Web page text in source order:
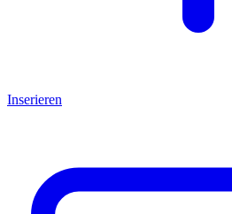
Inserieren